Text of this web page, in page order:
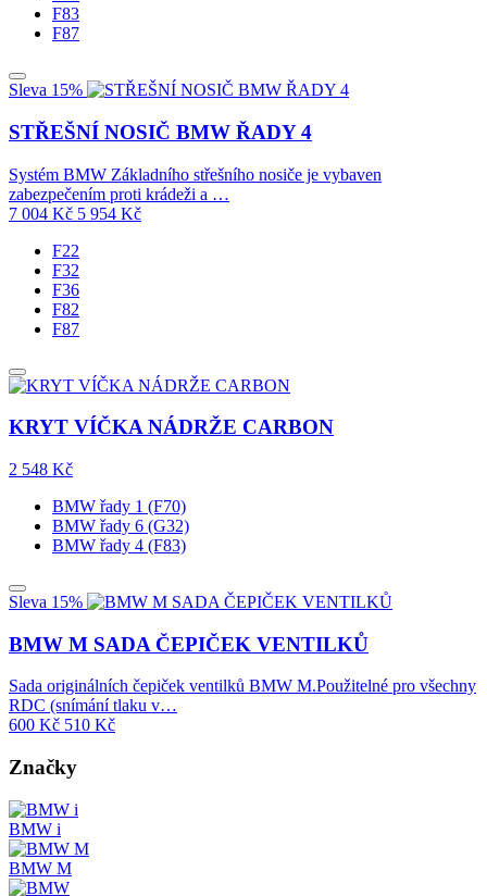
F83
F87
Sleva 15%
STŘEŠNÍ NOSIČ BMW ŘADY 4
Systém BMW Základního střešního nosiče je vybaven
zabezpečením proti krádeži a …
7 004 Kč 5 954 Kč
F22
F32
F36
F82
F87
KRYT VÍČKA NÁDRŽE CARBON
2 548 Kč
BMW řady 1 (F70)
BMW řady 6 (G32)
BMW řady 4 (F83)
Sleva 15%
BMW M SADA ČEPIČEK VENTILKŮ
Sada originálních čepiček ventilků BMW M.Použitelné pro všechny
RDC (snímání tlaku v…
600 Kč 510 Kč
Značky
BMW i
BMW M